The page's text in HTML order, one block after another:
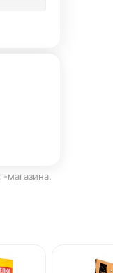
магазина.